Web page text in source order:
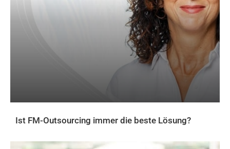
Ist FM-Outsourcing immer die beste Lösung?